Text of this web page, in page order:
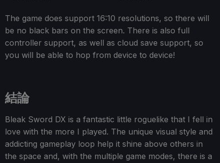
The game does support 16:10 resolutions, so there will
be no black bars on the screen. There is also full
controller support, as well as cloud save support, so
you will be able to hop from device to device!
結論
Bleak Sword DX is a fantastic little roguelike that I fell in
love with the more I played. The unique visual style and
addicting gameplay loop help it shine above others in
the space and, with the multiple game modes, there is a